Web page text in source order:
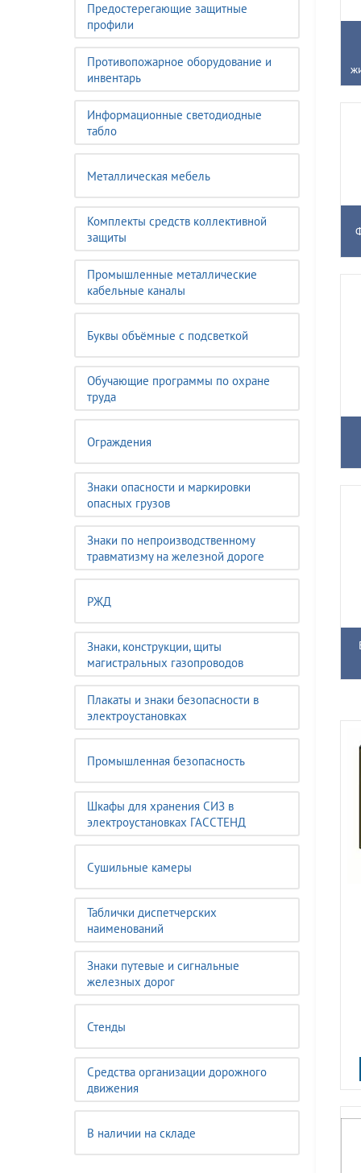
Предостерегающие защитные
профили
Противопожарное оборудование и
инвентарь
Информационные светодиодные
табло
Металлическая мебель
Комплекты средств коллективной
защиты
Промышленные металлические
кабельные каналы
Буквы объёмные с подсветкой
Обучающие программы по охране
труда
Ограждения
Знаки опасности и маркировки
опасных грузов
Знаки по непроизводственному
травматизму на железной дороге
РЖД
Знаки, конструкции, щиты
магистральных газопроводов
Плакаты и знаки безопасности в
электроустановках
Промышленная безопасность
Шкафы для хранения СИЗ в
электроустановках ГАССТЕНД
Сушильные камеры
Таблички диспетчерских
наименований
Знаки путевые и сигнальные
железных дорог
Стенды
Средства организации дорожного
движения
В наличии на складе